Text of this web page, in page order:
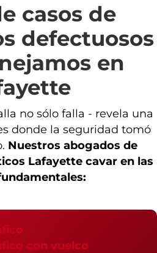
casos de
defectuosos
en
no sólo falla - revela una
donde la seguridad tomó
Nuestros abogados de
Lafayette cavar en las
con vuelco